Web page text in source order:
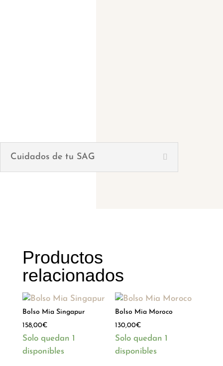
Cuidados de tu SAG
Productos
relacionados
Bolso Mia Singapur
158,00€
Solo quedan 1
disponibles
Bolso Mia Moroco
130,00€
Solo quedan 1
disponibles